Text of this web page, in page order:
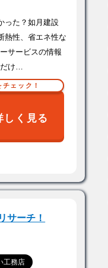
った？如月建設
熱性、省エネ性な
サービスの情報
け…
ェック！
しく見る
サーチ！
工務店